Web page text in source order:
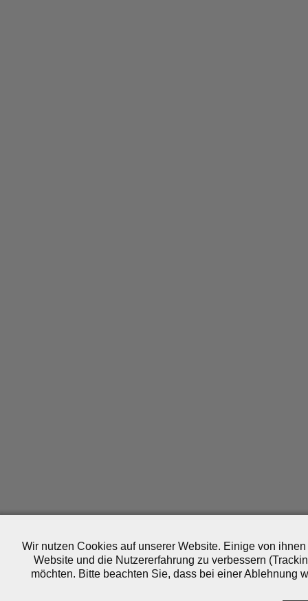
Wir nutzen Cookies auf unserer Website. Einige von
Website und die Nutzererfahrung zu verbessern
möchten. Bitte beachten Sie, dass bei einer Ablehnung